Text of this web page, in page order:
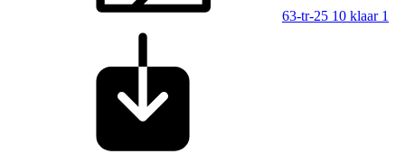
63-tr-25 10 klaar 1